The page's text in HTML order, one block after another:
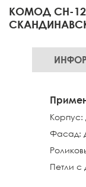
КОМОД СН-
Фасад:
Петли с